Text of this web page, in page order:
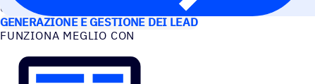
CASI D’USO
GENERAZIONE E GESTIONE DEI LEAD
FUNZIONA MEGLIO CON